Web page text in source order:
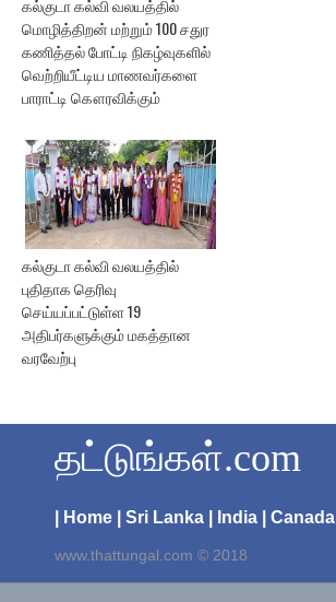
கல்குடா கல்வி வலயத்தில்
மொழித்திறன் மற்றும் 100 சதுர
கணித்தல் போட்டி நிகழ்வுகளில்
வெற்றியீட்டிய மாணவர்களை
பாராட்டி கௌரவிக்கும்
கல்குடா கல்வி வலயத்தில்
புதிதாக தெரிவு
செய்யப்பட்டுள்ள 19
அதிபர்களுக்கும் மகத்தான
வரவேற்பு
தட்டுங்கள்.com
| Home | Sri Lanka | India | Canada
www.thattungal.com © 2018